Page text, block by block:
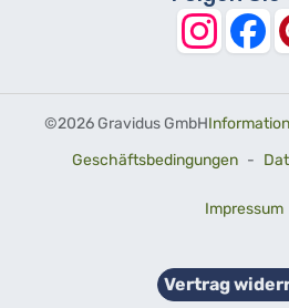
©2026 Gravidus GmbH
Geschäftsbedingungen -
Impressum
Vertrag